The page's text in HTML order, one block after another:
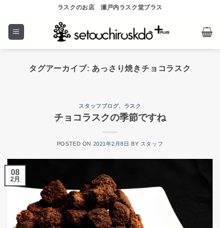
content
ラスクのお店 瀬戸内ラスク堂プラス
タグアーカイブ: あっさり焼きチョコラスク
スタッフブログ、 ラスク
チョコラスクの季節ですね
POSTED ON 2021年2月8日 BY スタッフ
08
2月